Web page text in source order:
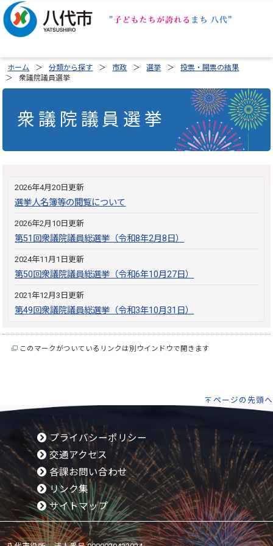
ホーム 分類から探す 市政 選挙
投票・開票の結果
衆議院議員選挙
衆議院議員選挙
2026年4月20日更新
選挙人名簿等の閲覧について
2026年2月10日更新
第51回衆議院議員総選挙（令和8年2月8日）
2024年11月1日更新
第50回衆議院議員総選挙（令和6年10月27日）
2021年12月3日更新
第49回衆議院議員総選挙（令和3年10月31日）
このマークがついているリンクは別ウインドウで開きます
ページの先頭へ
プライバシーポリシー
交通アクセス
各課お問い合わせ
リンク集
サイトマップ